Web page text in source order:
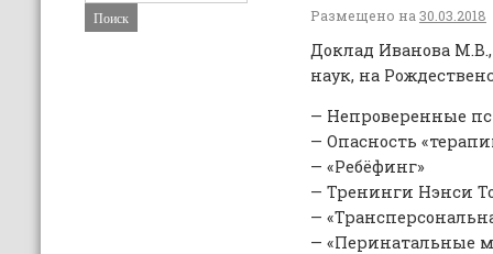
Размещено на 30.03.2018
Доклад Иванова
наук, на
— Непроверенные
— Опасность
— «Ребёфинг»
— Тренинги Нэнси
—
— «Перинатальные